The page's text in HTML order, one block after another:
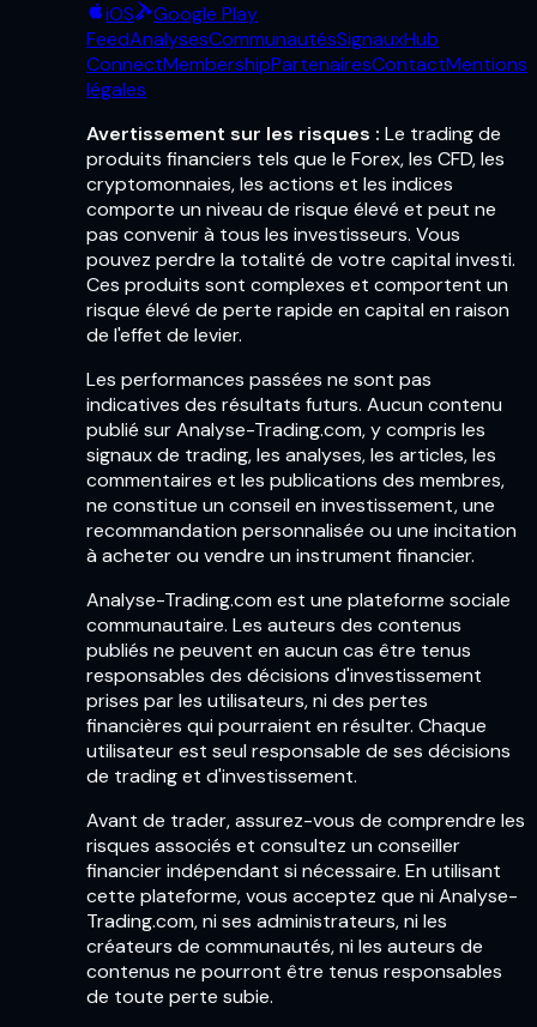
iOS
Google Play
FeedAnalysesCommunautésSignauxHub
ConnectMembershipPartenairesContactMentions
légales
Avertissement sur les risques : Le trading de
produits financiers tels que le Forex, les CFD, les
cryptomonnaies, les actions et les indices
comporte un niveau de risque élevé et peut ne
pas convenir à tous les investisseurs. Vous
pouvez perdre la totalité de votre capital investi.
Ces produits sont complexes et comportent un
risque élevé de perte rapide en capital en raison
de l'effet de levier.
Les performances passées ne sont pas
indicatives des résultats futurs. Aucun contenu
publié sur Analyse-Trading.com, y compris les
signaux de trading, les analyses, les articles, les
commentaires et les publications des membres,
ne constitue un conseil en investissement, une
recommandation personnalisée ou une incitation
à acheter ou vendre un instrument financier.
Analyse-Trading.com est une plateforme sociale
communautaire. Les auteurs des contenus
publiés ne peuvent en aucun cas être tenus
responsables des décisions d'investissement
prises par les utilisateurs, ni des pertes
financières qui pourraient en résulter. Chaque
utilisateur est seul responsable de ses décisions
de trading et d'investissement.
Avant de trader, assurez-vous de comprendre les
risques associés et consultez un conseiller
financier indépendant si nécessaire. En utilisant
cette plateforme, vous acceptez que ni Analyse-
Trading.com, ni ses administrateurs, ni les
créateurs de communautés, ni les auteurs de
contenus ne pourront être tenus responsables
de toute perte subie.